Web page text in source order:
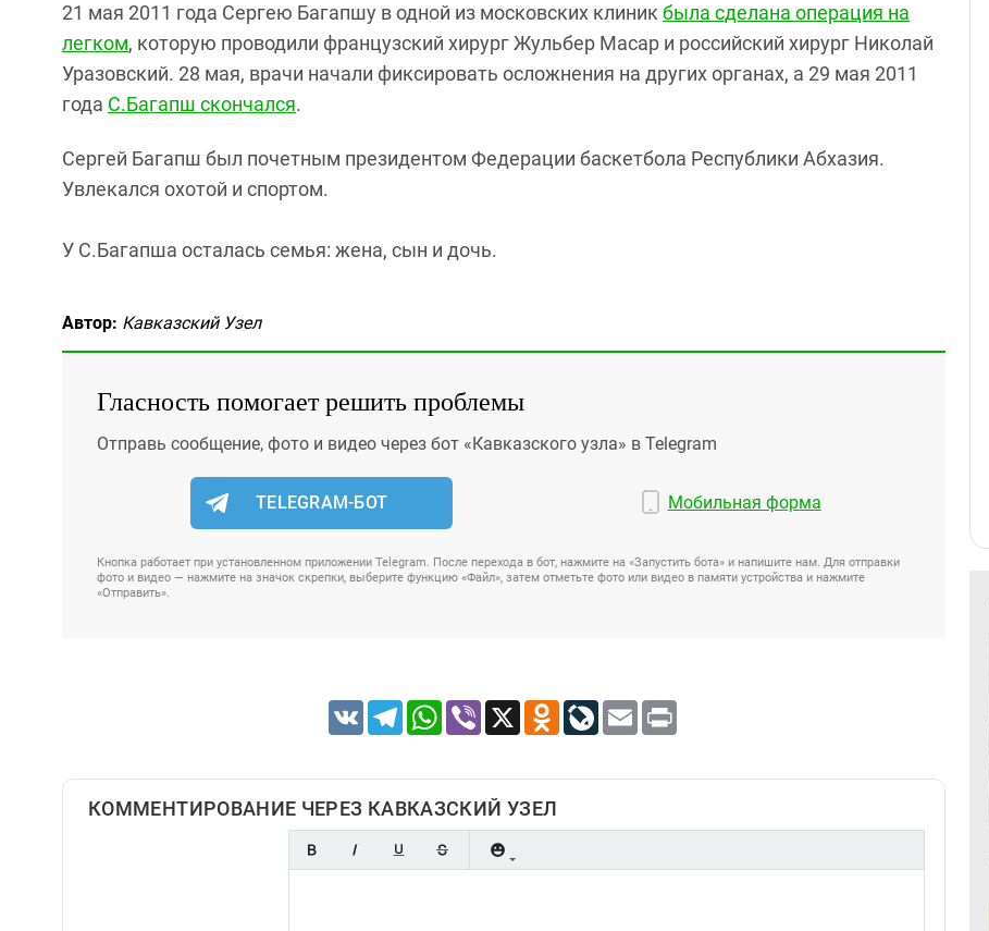
21 мая 2011 года Сергею Багапшу в одной из московских клиник была сделана операция на
легком, которую проводили французский хирург Жульбер Масар и российский хирург Николай
Уразовский. 28 мая, врачи начали фиксировать осложнения на других органах, а 29 мая 2011
года С.Багапш скончался.
Сергей Багапш был почетным президентом Федерации баскетбола Республики Абхазия.
Увлекался охотой и спортом.
У С.Багапша осталась семья: жена, сын и дочь.
Автор: Кавказский Узел
Гласность помогает решить проблемы
Отправь сообщение, фото и видео через бот «Кавказского узла» в Telegram
TELEGRAM-БОТ Мобильная форма
Кнопка работает при установленном приложении Telegram. После перехода в бот, нажмите на «Запустить бота» и напишите нам. Для отправки
фото и видео — нажмите на значок скрепки, выберите функцию «Файл», затем отметьте фото или видео в памяти устройства и нажмите
«Отправить».
VK TelegramWhatsApp
Viber X Odnoklassniki
LiveJournal
Email
КОММЕНТИРОВАНИЕ ЧЕРЕЗ КАВКАЗСКИЙ УЗЕЛ